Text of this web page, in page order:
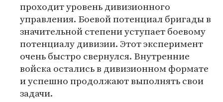
проходит уровень дивизионного
управления. Боевой потенциал бригады в
значительной степени уступает боевому
потенциалу дивизии. Этот эксперимент
очень быстро свернулся. Внутренние
войска остались в дивизионном формате
и успешно продолжают выполнять свои
задачи.